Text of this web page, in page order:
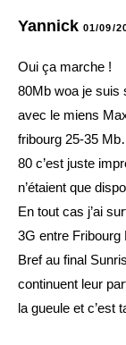
Yannick 01/09/
Oui ça marche !
80Mb woa je suis
avec le miens
fribourg 25-35
80 c’est juste
n’étaient que
En tout cas j’ai
3G entre Fribourg
Bref au final
continuent leur
la gueule et c’est